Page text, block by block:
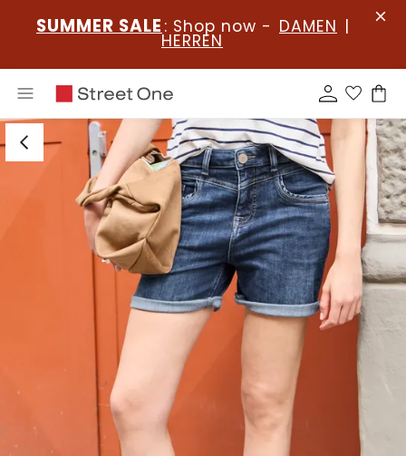
SUMMER SALE : Shop now - DAMEN |
HERREN